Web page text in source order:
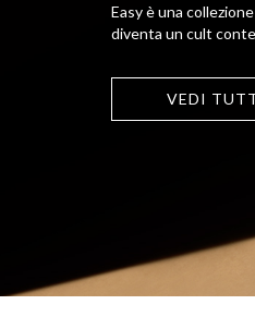
Easy è una
diventa un cult
VEDI